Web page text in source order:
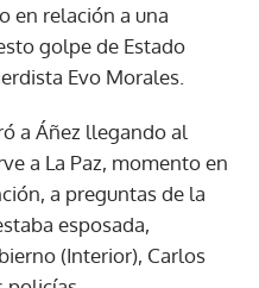
en relación a una
golpe de Estado
Evo Morales.
a Áñez llegando al
a La Paz, momento en
a preguntas de la
esposada,
(Interior), Carlos